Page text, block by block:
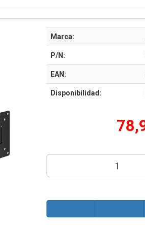
Marca:
P/N:
EAN:
Disponibilidad: